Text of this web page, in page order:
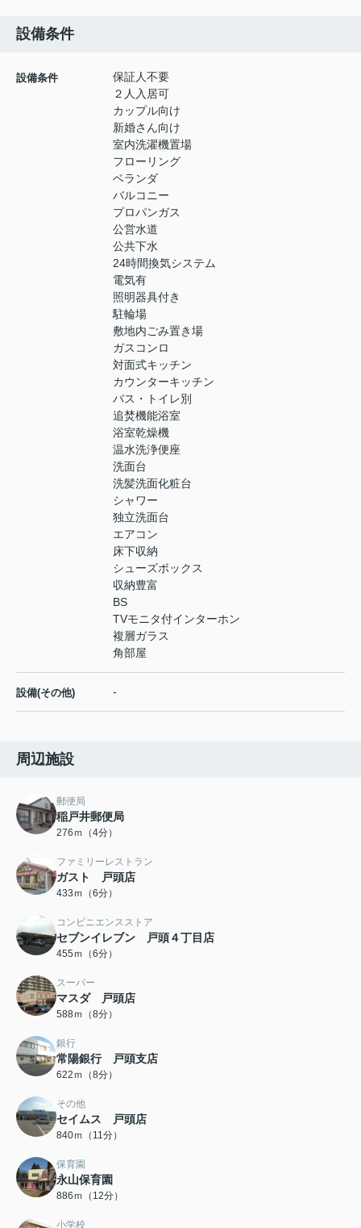
設備条件
設備条件
保証人不要
２人入居可
カップル向け
新婚さん向け
室内洗濯機置場
フローリング
ベランダ
バルコニー
プロパンガス
公営水道
公共下水
24時間換気システム
電気有
照明器具付き
駐輪場
敷地内ごみ置き場
ガスコンロ
対面式キッチン
カウンターキッチン
バス・トイレ別
追焚機能浴室
浴室乾燥機
温水洗浄便座
洗面台
洗髪洗面化粧台
シャワー
独立洗面台
エアコン
床下収納
シューズボックス
収納豊富
BS
TVモニタ付インターホン
複層ガラス
角部屋
設備(その他) -
周辺施設
郵便局
稲戸井郵便局
276ｍ（4分）
ファミリーレストラン
ガスト 戸頭店
433ｍ（6分）
コンビニエンスストア
セブンイレブン 戸頭４丁目店
455ｍ（6分）
スーパー
マスダ 戸頭店
588ｍ（8分）
銀行
常陽銀行 戸頭支店
622ｍ（8分）
その他
セイムス 戸頭店
840ｍ（11分）
保育園
永山保育園
886ｍ（12分）
小学校